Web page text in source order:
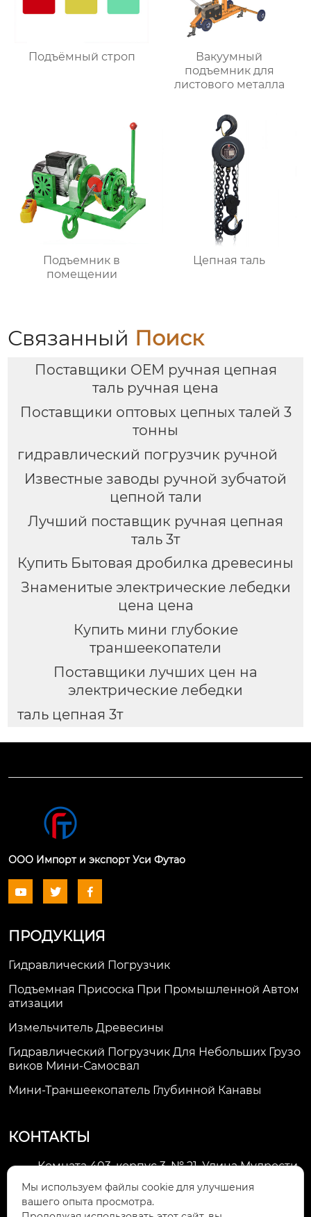
Подъёмный строп
Вакуумный
подъемник для
листового металла
Подъемник в
помещении
Цепная таль
Связанный Поиск
Поставщики OEM ручная цепная
таль ручная цена
Поставщики оптовых цепных талей 3
тонны
гидравлический погрузчик ручной
Известные заводы ручной зубчатой
цепной тали
Лучший поставщик ручная цепная
таль 3т
Купить Бытовая дробилка древесины
Знаменитые электрические лебедки
цена цена
Купить мини глубокие
траншеекопатели
Поставщики лучших цен на
электрические лебедки
таль цепная 3т
ООО Импорт и экспорт Уси Футао
  
ПРОДУКЦИЯ
Гидравлический Погрузчик
Подъемная Присоска При Промышленной Автом
Атизации
Измельчитель Древесины
Гидравлический Погрузчик Для Небольших Грузо
Виков Мини-Самосвал
Мини-Траншеекопатель Глубинной Канавы
КОНТАКТЫ
Комната 403, корпус 3, № 21, Улица Мудрости,
Зона экономического развития Хуэйшань,
город Уси
Мы используем файлы cookie для улучшения
вашего опыта просмотра.